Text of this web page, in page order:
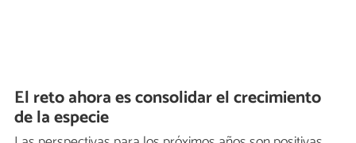
El reto ahora es consolidar el crecimiento
de la especie